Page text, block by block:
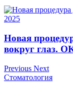
Новая
вокруг глаз.
Previous Next
Стоматология